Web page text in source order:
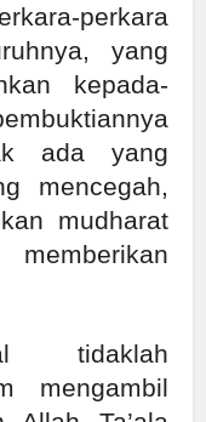
perkara
yang
kepada-
ada yang
mencegah,
mudharat
tidaklah
mengambil